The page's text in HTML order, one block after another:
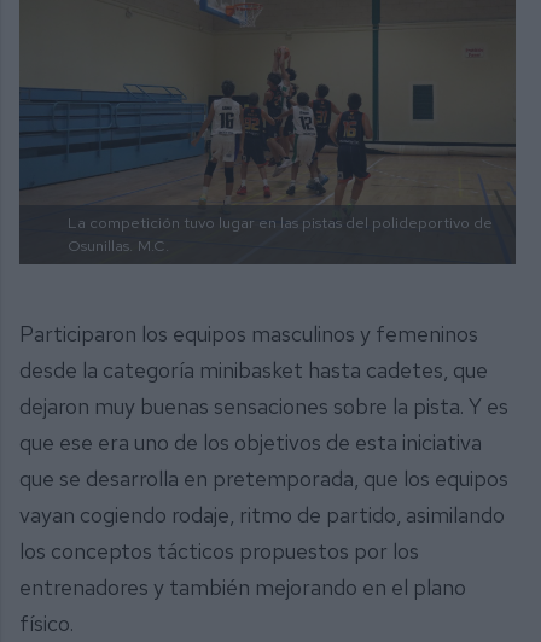
La competición tuvo lugar en las pistas del polideportivo de
Osunillas. M.C.
Participaron los equipos masculinos y femeninos
desde la categoría minibasket hasta cadetes, que
dejaron muy buenas sensaciones sobre la pista. Y es
que ese era uno de los objetivos de esta iniciativa
que se desarrolla en pretemporada, que los equipos
vayan cogiendo rodaje, ritmo de partido, asimilando
los conceptos tácticos propuestos por los
entrenadores y también mejorando en el plano
físico.